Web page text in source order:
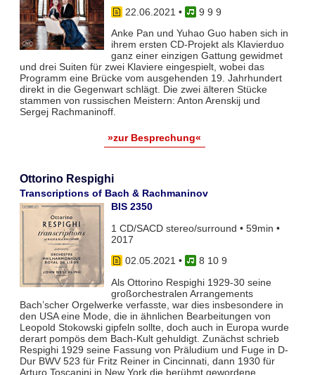
22.06.2021 •
9 9 9
Anke Pan und Yuhao Guo haben sich in
ihrem ersten CD-Projekt als Klavierduo
ganz einer einzigen Gattung gewidmet
und drei Suiten für zwei Klaviere eingespielt, wobei das
Programm eine Brücke vom ausgehenden 19. Jahrhundert
direkt in die Gegenwart schlägt. Die zwei älteren Stücke
stammen von russischen Meistern: Anton Arenskij und
Sergej Rachmaninoff.
»zur Besprechung«
Ottorino Respighi
Transcriptions of Bach & Rachmaninov
BIS 2350
1 CD/SACD stereo/surround • 59min •
2017
02.05.2021 •
8 10 9
Als Ottorino Respighi 1929-30 seine
großorchestralen Arrangements
Bach’scher Orgelwerke verfasste, war dies insbesondere in
den USA eine Mode, die in ähnlichen Bearbeitungen von
Leopold Stokowski gipfeln sollte, doch auch in Europa wurde
derart pompös dem Bach-Kult gehuldigt. Zunächst schrieb
Respighi 1929 seine Fassung von Präludium und Fuge in D-
Dur BWV 523 für Fritz Reiner in Cincinnati, dann 1930 für
Arturo Toscanini in New York die berühmt gewordene